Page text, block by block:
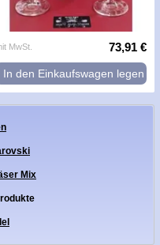
Mix
MwSt. 73,91 €
In den Einkaufswagen legen